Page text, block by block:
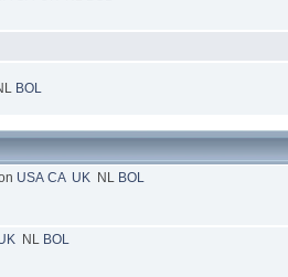
BOL
USA CA UK NL BOL
NL BOL